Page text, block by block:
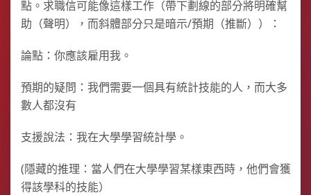
點。求職信可能像這樣工作（帶下劃線的部分將明確幫
助（聲明），而斜體部分只是暗示/預期（推斷））：
論點：你應該雇用我。
預期的疑問：我們需要一個具有統計技能的人，而大多
數人都沒有
支援說法：我在大學學習統計學。
(隱藏的推理：當人們在大學學習某樣東西時，他們會獲
得該學科的技能）